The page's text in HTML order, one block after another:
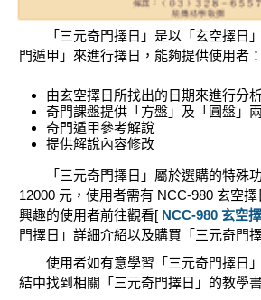
「三元奇門擇日」是以「玄空擇日
門遁甲」來進行擇日，能夠提供使用者：
由玄空擇日所找出的日期來進行分
奇門課盤提供「方盤」及「圓盤」
奇門遁甲參考解說
提供解說內容修改
「三元奇門擇日」屬於選購的特殊
12000 元，使用者需有 NCC-980 玄空
興趣的使用者前往觀看[ NCC-980 玄空
門擇日」詳細介紹以及購買「三元奇門
使用者如有意學習「三元奇門擇日
結中找到相關「三元奇門擇日」的教學